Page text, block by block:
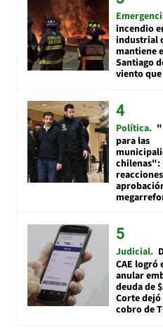
incendio
industrial
mantiene
Santiago
viento que
Política
para las
chilenas":
Judicial
CAE logró
anular
deuda de
Corte
cobro de